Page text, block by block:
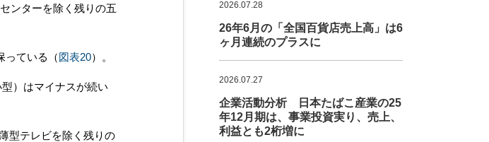
ンターを除く残りの五
っている（図表20）。
）はマイナスが続い
型テレビを除く残りの
2026.07.28
26年6月の「全国百貨店売上高」は6
ヶ月連続のプラスに
2026.07.27
企業活動分析 日本たばこ産業の25
年12月期は、事業投資実り、売上、
利益とも2桁増に